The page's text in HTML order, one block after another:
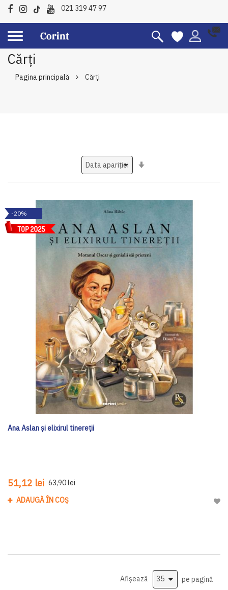
021 319 47 97
Cărți
Pagina principală Cărți
-20%
Ana Aslan și elixirul tinereții
51,12 lei 63,90 lei
ADAUGĂ ÎN COȘ
Afișează pe pagină